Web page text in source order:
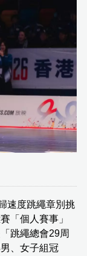
速度跳繩章別挑
「個人賽事」
跳繩總會29周
、女子組冠